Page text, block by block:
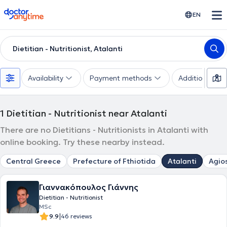
doctoranytime EN
Dietitian - Nutritionist, Atalanti
Availability Payment methods Additional
1 Dietitian - Nutritionist near Atalanti
There are no Dietitians - Nutritionists in Atalanti with
online booking. Try these nearby instead.
Central Greece Prefecture of Fthiotida Atalanti
Γιαννακόπουλος Γιάννης
Dietitian - Nutritionist
MSc
9.9|46 reviews